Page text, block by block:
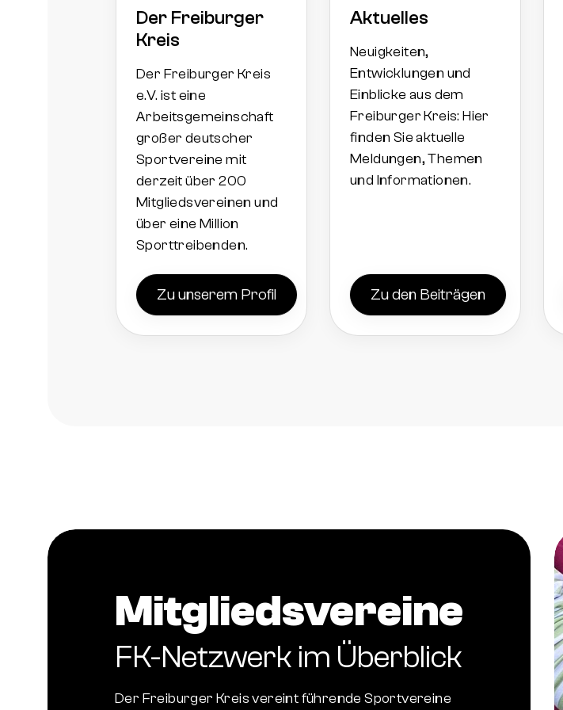
Der Freiburger
Kreis
Der Freiburger Kreis
e.V. ist eine
Arbeitsgemeinschaft
großer deutscher
Sportvereine mit
derzeit über 200
Mitgliedsvereinen und
über eine Million
Sporttreibenden.
Zu unserem Profil
Aktuelles
Neuigkeiten,
Entwicklungen und
Einblicke aus dem
Freiburger Kreis: Hier
finden Sie aktuelle
Meldungen, Themen
und Informationen.
Zu den Beiträgen
Mitgliedsvereine
FK-Netzwerk im Überblick
Der Freiburger Kreis vereint führende Sportvereine